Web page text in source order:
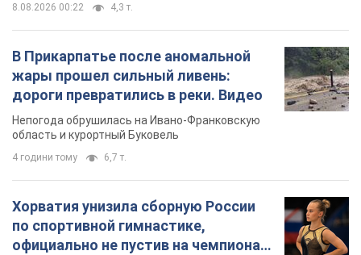
8.08.2026 00:22 4,3 т.
В Прикарпатье после аномальной
жары прошел сильный ливень:
дороги превратились в реки. Видео
Непогода обрушилась на Ивано-Франковскую
область и курортный Буковель
4 години тому 6,7 т.
Хорватия унизила сборную России
по спортивной гимнастике,
официально не пустив на чемпионат